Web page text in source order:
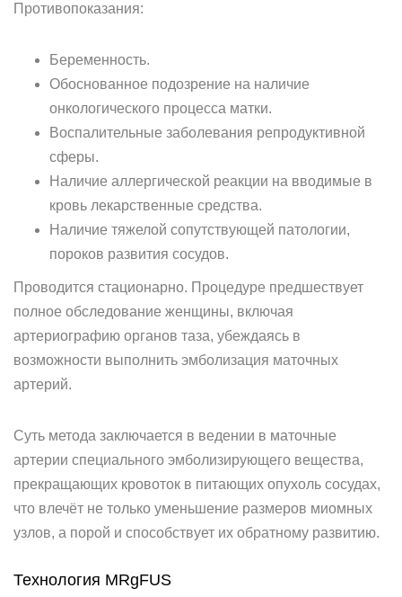
Противопоказания:
Беременность.
Обоснованное подозрение на наличие
онкологического процесса матки.
Воспалительные заболевания репродуктивной
сферы.
Наличие аллергической реакции на вводимые в
кровь лекарственные средства.
Наличие тяжелой сопутствующей патологии,
пороков развития сосудов.
Проводится стационарно. Процедуре предшествует
полное обследование женщины, включая
артериографию органов таза, убеждаясь в
возможности выполнить эмболизация маточных
артерий.
Суть метода заключается в ведении в маточные
артерии специального эмболизирующего вещества,
прекращающих кровоток в питающих опухоль сосудах,
что влечёт не только уменьшение размеров миомных
узлов, а порой и способствует их обратному развитию.
Технология MRgFUS